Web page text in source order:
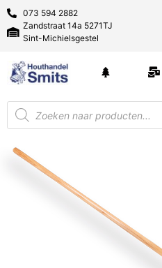
073 594 2882
Zandstraat 14a 5271TJ
Sint-Michielsgestel